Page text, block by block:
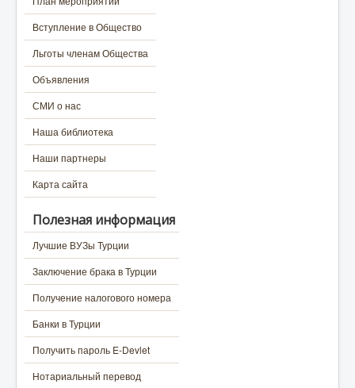
Вступление в Общество
Льготы членам Общества
Объявления
СМИ о нас
Наша библиотека
Наши партнеры
Карта сайта
Полезная информация
Лучшие ВУЗы Турции
Заключение брака в Турции
Получение налогового номера
Банки в Турции
Получить пароль E-Devlet
Нотариальный перевод